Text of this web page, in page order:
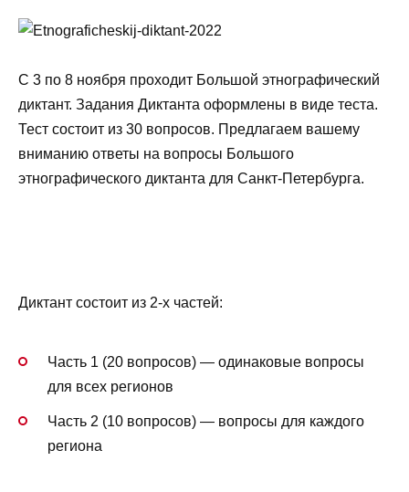
С 3 по 8 ноября проходит Большой этнографический
диктант. Задания Диктанта оформлены в виде теста.
Тест состоит из 30 вопросов. Предлагаем вашему
вниманию ответы на вопросы Большого
этнографического диктанта для Санкт-Петербурга.
Диктант состоит из 2-х частей:
Часть 1 (20 вопросов) — одинаковые вопросы
для всех регионов
Часть 2 (10 вопросов) — вопросы для каждого
региона